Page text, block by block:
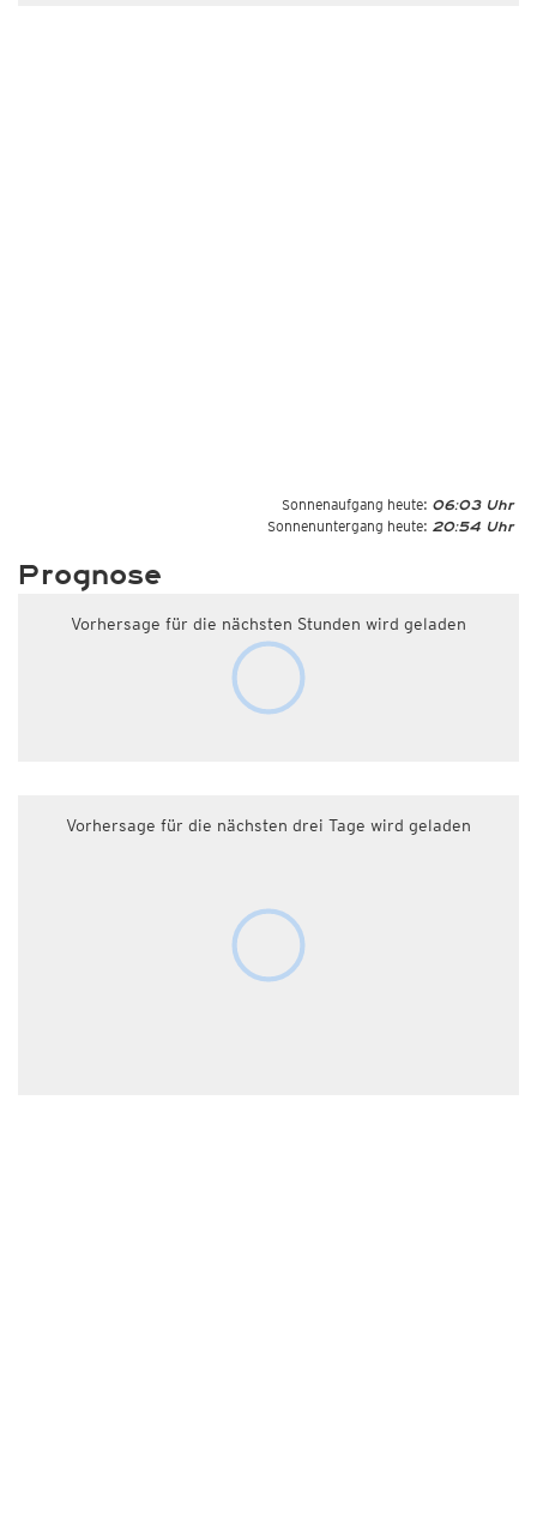
Sonnenaufgang heute: 06:03 Uhr
Sonnenuntergang heute: 20:54 Uhr
Prognose
Vorhersage für die nächsten Stunden wird geladen
Vorhersage für die nächsten drei Tage wird geladen